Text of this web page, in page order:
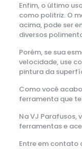
Enfim, o último
como politriz. O
acima, pode ser
diversos
Porém, se sua
velocidade, use
pintura da
Como você
ferramenta que
Na VJ Parafusos,
ferramentas e
Entre em contato